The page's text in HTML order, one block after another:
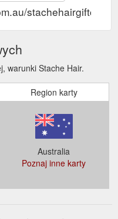
stachehairgiftcard
warunki Stache Hair.
Region karty
Australia
Poznaj inne karty